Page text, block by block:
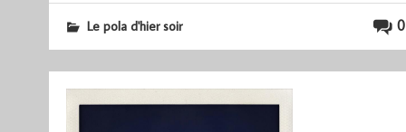
0
Le pola d'hier soir